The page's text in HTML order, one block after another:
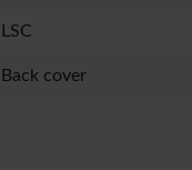
LSC
Back cover